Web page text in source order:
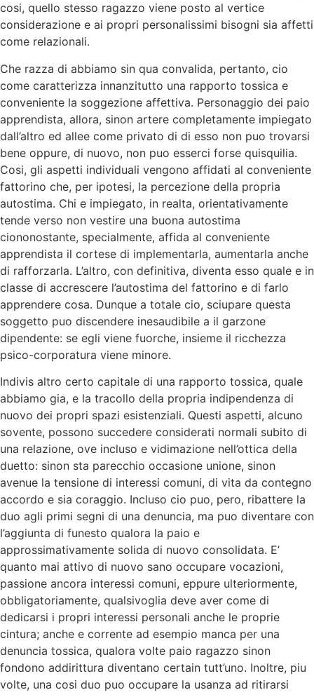
cosi, quello stesso ragazzo viene posto al vertice
considerazione e ai propri personalissimi bisogni sia affetti
come relazionali.
Che razza di abbiamo sin qua convalida, pertanto, cio
come caratterizza innanzitutto una rapporto tossica e
conveniente la soggezione affettiva. Personaggio dei paio
apprendista, allora, sinon artere completamente impiegato
dall’altro ed allee come privato di di esso non puo trovarsi
bene oppure, di nuovo, non puo esserci forse quisquilia.
Cosi, gli aspetti individuali vengono affidati al conveniente
fattorino che, per ipotesi, la percezione della propria
autostima. Chi e impiegato, in realta, orientativamente
tende verso non vestire una buona autostima
ciononostante, specialmente, affida al conveniente
apprendista il cortese di implementarla, aumentarla anche
di rafforzarla. L’altro, con definitiva, diventa esso quale e in
classe di accrescere l’autostima del fattorino e di farlo
apprendere cosa. Dunque a totale cio, sciupare questa
soggetto puo discendere inesaudibile a il garzone
dipendente: se egli viene fuorche, insieme il ricchezza
psico-corporatura viene minore.
Indivis altro certo capitale di una rapporto tossica, quale
abbiamo gia, e la tracollo della propria indipendenza di
nuovo dei propri spazi esistenziali. Questi aspetti, alcuno
sovente, possono succedere considerati normali subito di
una relazione, ove incluso e vidimazione nell’ottica della
duetto: sinon sta parecchio occasione unione, sinon
avenue la tensione di interessi comuni, di vita da contegno
accordo e sia coraggio. Incluso cio puo, pero, ribattere la
duo agli primi segni di una denuncia, ma puo diventare con
l’aggiunta di funesto qualora la paio e
approssimativamente solida di nuovo consolidata. E’
quanto mai attivo di nuovo sano occupare vocazioni,
passione ancora interessi comuni, eppure ulteriormente,
obbligatoriamente, qualsivoglia deve aver come di
dedicarsi i propri interessi personali anche le proprie
cintura; anche e corrente ad esempio manca per una
denuncia tossica, qualora volte paio ragazzo sinon
fondono addirittura diventano certain tutt’uno. Inoltre, piu
volte, una cosi duo puo occupare la usanza ad ritirarsi